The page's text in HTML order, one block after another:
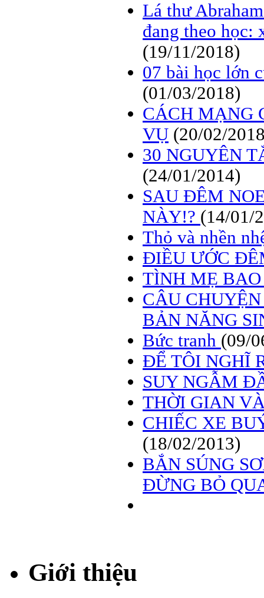
Lá thư
đang theo học:
(19/11/2018)
07 bài học lớn
(01/03/2018)
CÁCH MẠNG
VỤ (20/02/
30 NGUYÊN
(24/01/2014)
SAU ĐÊM
NÀY!? (14/01/
Thỏ và nhền
ĐIỀU ƯỚC
TÌNH MẸ
CÂU
BẢN NĂNG
Bức tranh (09/
ĐỂ TÔI NGHĨ
SUY NGẪM
THỜI GIAN
CHIẾC XE
(18/02/2013)
BẮN SÚNG
ĐỪNG BỎ
Giới thiệu